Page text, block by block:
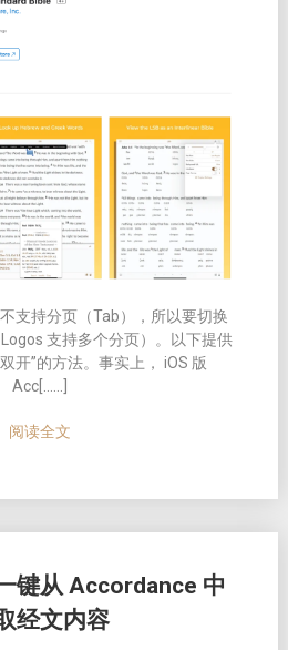
不支持分页（Tab），所以要切换
支持多个分页）。以下提供
开”的方法。事实上， iOS 版
Acc[……]
阅读全文
键从 Accordance 中
经文内容